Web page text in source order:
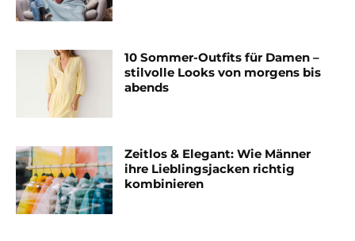
10 Sommer-Outfits für Damen –
stilvolle Looks von morgens bis
abends
Zeitlos & Elegant: Wie Männer
ihre Lieblingsjacken richtig
kombinieren